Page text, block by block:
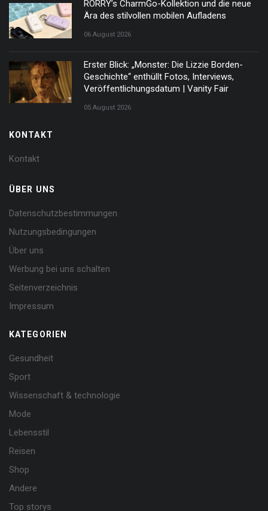
RORRY’s CharmGo-Kollektion und die neue
Ära des stilvollen mobilen Aufladens
06 August 2026
Erster Blick: „Monster: Die Lizzie Borden-
Geschichte“ enthüllt Fotos, Interviews,
Veröffentlichungsdatum | Vanity Fair
05 August 2026
KONTAKT
Kontakt
ÜBER UNS
Datenschutzbestimmungen
Nutzungsbedingungen
Über uns
Werbung bei uns schalten
Seitenverzeichnis
Impressum
KATEGORIEN
Gesundheit
Sport
Wissenschaft & technologie
Mode
Lebensstil
Reisen
Shop
Andere
Top storys